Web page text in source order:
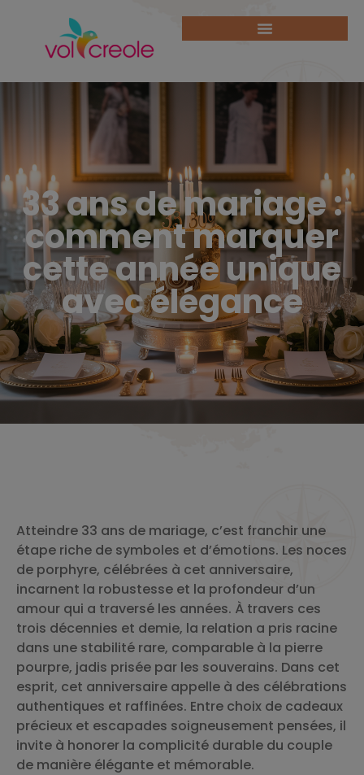
33 ans de mariage :
comment marquer
cette année unique
avec élégance
Atteindre 33 ans de mariage, c’est franchir une
étape riche de symboles et d’émotions. Les noces
de porphyre, célébrées à cet anniversaire,
incarnent la robustesse et la profondeur d’un
amour qui a traversé les années. À travers ces
trois décennies et demie, la relation a pris racine
dans une stabilité rare, comparable à la pierre
pourpre, jadis prisée par les souverains. Dans cet
esprit, cet anniversaire appelle à des célébrations
authentiques et raffinées. Entre choix de cadeaux
précieux et escapades soigneusement pensées, il
invite à honorer la complicité durable du couple
de manière élégante et mémorable.